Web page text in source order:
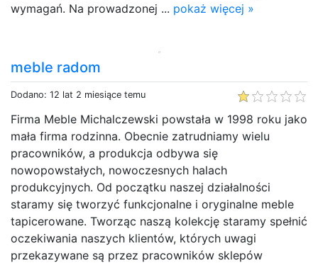
wymagań. Na prowadzonej ... pokaż więcej »
meble radom
Dodano: 12 lat 2 miesiące temu
Firma Meble Michalczewski powstała w 1998 roku jako
mała firma rodzinna. Obecnie zatrudniamy wielu
pracowników, a produkcja odbywa się
nowopowstałych, nowoczesnych halach
produkcyjnych. Od początku naszej działalności
staramy się tworzyć funkcjonalne i oryginalne meble
tapicerowane. Tworząc naszą kolekcję staramy spełnić
oczekiwania naszych klientów, których uwagi
przekazywane są przez pracowników sklepów